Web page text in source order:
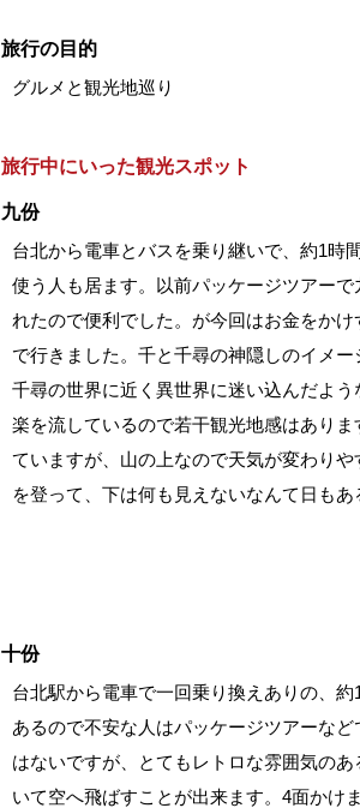
旅行の目的
グルメと観光地巡り
旅行中にいった観光スポット
九份
台北から電車とバスを乗り継いで、約1時
使う人も居ます。以前パッケージツアー
れたので便利でした。が今回はお金をか
で行きました。千と千尋の神隠しのイメ
千尋の世界に近く異世界に迷い込んだよ
楽を流しているので若干観光地感はあり
ていますが、山の上なので天気が変わり
を登って、下は何も見えないなんて日も
十份
台北駅から電車で一回乗り換えありの、
あるので不安な人はパッケージツアーな
はないですが、とてもレトロな雰囲気の
いて空へ飛ばすことが出来ます。4面かけ